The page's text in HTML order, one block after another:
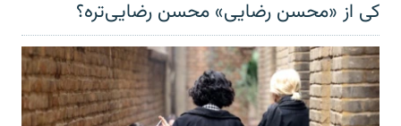
کی از «محسن رضایی» محسن رضایی‌تره؟